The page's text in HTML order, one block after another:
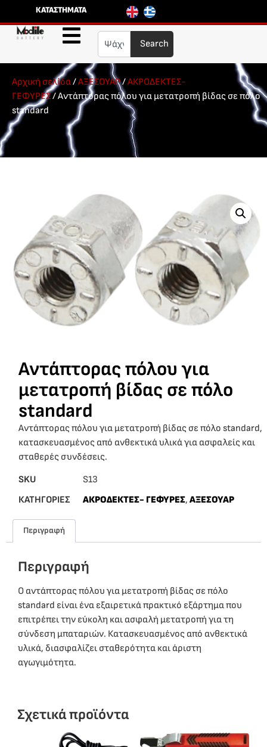
ΚΑΤΑΣΤΗΜΑΤΑ
Search
Αρχική σελίδα/ΑΞΕΣΟΥΑΡ/ΑΚΡΟΔΕΚΤΕΣ-
ΓΕΦΥΡΕΣ/ Αντάπτορας πόλου για μετατροπή βίδας σε πόλο
standard
Αντάπτορας πόλου για
μετατροπή βίδας σε πόλο
standard
Αντάπτορας πόλου για μετατροπή βίδας σε πόλο standard,
κατασκευασμένος από ανθεκτικά υλικά για ασφαλείς και
σταθερές συνδέσεις.
SKU
S13
ΚΑΤΗΓΟΡΙΕΣ
ΑΚΡΟΔΕΚΤΕΣ- ΓΕΦΥΡΕΣ, ΑΞΕΣΟΥΑΡ
Περιγραφή
Περιγραφή
Ο αντάπτορας πόλου για μετατροπή βίδας σε πόλο
standard είναι ένα εξαιρετικά πρακτικό εξάρτημα που
επιτρέπει την εύκολη και ασφαλή μετατροπή για τη
σύνδεση μπαταριών. Κατασκευασμένος από ανθεκτικά
υλικά, διασφαλίζει σταθερότητα και άριστη
αγωγιμότητα.
Σχετικά προϊόντα